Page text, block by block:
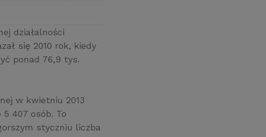
działalności
się 2010 rok, kiedy
ponad 76,9 tys.
w kwietniu 2013
5 407 osób. To
styczniu liczba